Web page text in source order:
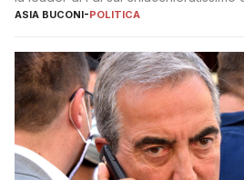
ASIA BUCONI-POLITICA